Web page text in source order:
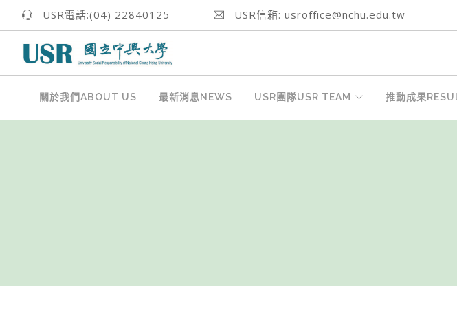
USR電話:(04) 22840125 USR信箱: usroffice@nchu.edu.tw
關於我們ABOUT US 最新消息NEWS USR團隊USR TEAM 推動成果